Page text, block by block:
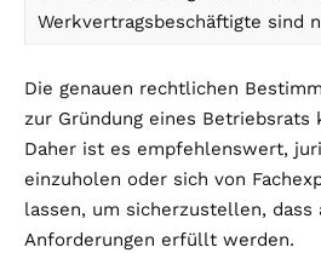
Werkvertragsbeschäftigte sind
Die genauen rechtlichen
zur Gründung eines Betriebsrats
Daher ist es empfehlenswert,
einzuholen oder sich von
lassen, um sicherzustellen, dass
Anforderungen erfüllt werden.